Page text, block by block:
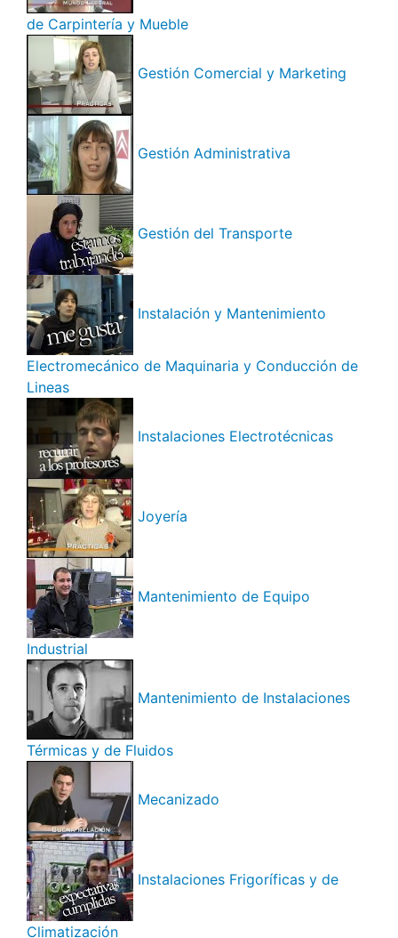
de Carpintería y Mueble
Gestión Comercial y Marketing
Gestión Administrativa
Gestión del Transporte
Instalación y Mantenimiento
Electromecánico de Maquinaria y Conducción de
Lineas
Instalaciones Electrotécnicas
Joyería
Mantenimiento de Equipo
Industrial
Mantenimiento de Instalaciones
Térmicas y de Fluidos
Mecanizado
Instalaciones Frigoríficas y de
Climatización